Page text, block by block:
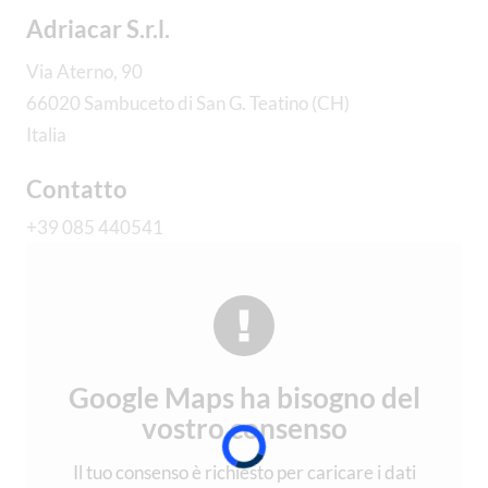
Adriacar S.r.l.
Via Aterno, 90
66020 Sambuceto di San G. Teatino (CH)
Italia
Contatto
+39 085 440541
Google Maps ha bisogno del
vostro consenso
Il tuo consenso è richiesto per caricare i dati